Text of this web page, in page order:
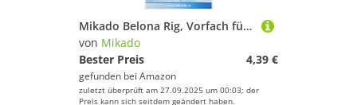
Mikado Belona Rig, Vorfach für Dorsch und Seelachs, Hakengröße 1/0, DREI, bunten Federn (Schwarz)
von Mikado
Bester Preis
4,39 €
gefunden bei Amazon
zuletzt überprüft am 27.09.2025 um 00:03; der
Preis kann sich seitdem geändert haben.